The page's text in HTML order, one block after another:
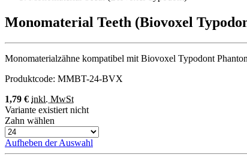
Monomaterial Teeth (Biovoxel
Monomaterialzähne kompatibel mit Biovoxel Typodont
Produktcode: MMBT-24-BVX
1,79 € inkl. MwSt
Variante existiert nicht
Zahn wählen
Aufheben der Auswahl